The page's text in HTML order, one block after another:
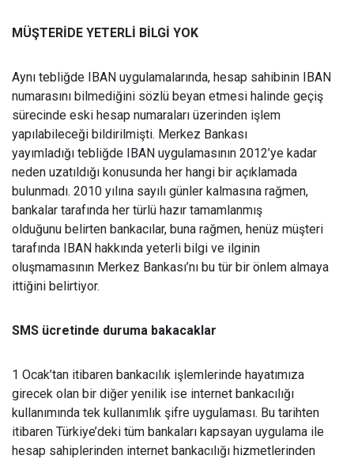
MÜŞTERİDE YETERLİ BİLGİ YOK
Aynı tebliğde IBAN uygulamalarında, hesap sahibinin IBAN
numarasını bilmediğini sözlü beyan etmesi halinde geçiş
sürecinde eski hesap numaraları üzerinden işlem
yapılabileceği bildirilmişti. Merkez Bankası
yayımladığı tebliğde IBAN uygulamasının 2012’ye kadar
neden uzatıldığı konusunda her hangi bir açıklamada
bulunmadı. 2010 yılına sayılı günler kalmasına rağmen,
bankalar tarafında her türlü hazır tamamlanmış
olduğunu belirten bankacılar, buna rağmen, henüz müşteri
tarafında IBAN hakkında yeterli bilgi ve ilginin
oluşmamasının Merkez Bankası’nı bu tür bir önlem almaya
ittiğini belirtiyor.
SMS ücretinde duruma bakacaklar
1 Ocak’tan itibaren bankacılık işlemlerinde hayatımıza
girecek olan bir diğer yenilik ise internet bankacılığı
kullanımında tek kullanımlık şifre uygulaması. Bu tarihten
itibaren Türkiye’deki tüm bankaları kapsayan uygulama ile
hesap sahiplerinden internet bankacılığı hizmetlerinden